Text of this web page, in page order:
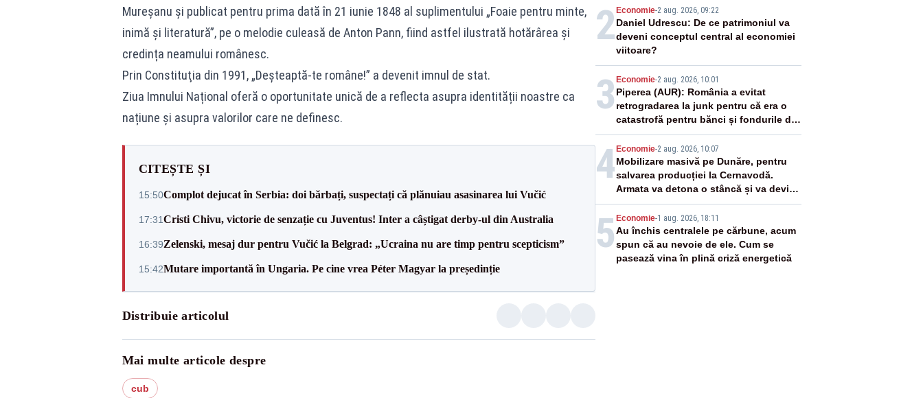
Mureșanu şi publicat pentru prima dată în 21 iunie 1848 al suplimentului „Foaie pentru minte,
inimă şi literatură”, pe o melodie culeasă de Anton Pann, fiind astfel ilustrată hotărârea și
credința neamului românesc.
Prin Constituţia din 1991, „Deșteaptă-te române!” a devenit imnul de stat.
Ziua Imnului Național oferă o oportunitate unică de a reflecta asupra identității noastre ca
națiune și asupra valorilor care ne definesc.
CITEȘTE ȘI
15:50Complot dejucat în Serbia: doi bărbați, suspectați că plănuiau asasinarea lui Vučić
17:31Cristi Chivu, victorie de senzație cu Juventus! Inter a câștigat derby-ul din Australia
16:39Zelenski, mesaj dur pentru Vučić la Belgrad: „Ucraina nu are timp pentru scepticism”
15:42Mutare importantă în Ungaria. Pe cine vrea Péter Magyar la președinție
Distribuie articolul
Mai multe articole despre
cub
2 Economie-2 aug. 2026, 09:22
Daniel Udrescu: De ce patrimoniul va
deveni conceptul central al economiei
viitoare?
3 Economie-2 aug. 2026, 10:01
Piperea (AUR): România a evitat
retrogradarea la junk pentru că era o
catastrofă pentru bănci și fondurile de
pensii
4 Economie-2 aug. 2026, 10:07
Mobilizare masivă pe Dunăre, pentru
salvarea producției la Cernavodă.
Armata va detona o stâncă și va devia
apa fluviului - IMAGINI AERIENE
5 Economie-1 aug. 2026, 18:11
Au închis centralele pe cărbune, acum
spun că au nevoie de ele. Cum se
pasează vina în plină criză energetică